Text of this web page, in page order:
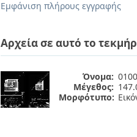
Εμφάνιση πλήρους εγγραφής
Αρχεία σε αυτό το
Όνομα:
Μέγεθος:
Μορφότυπο: